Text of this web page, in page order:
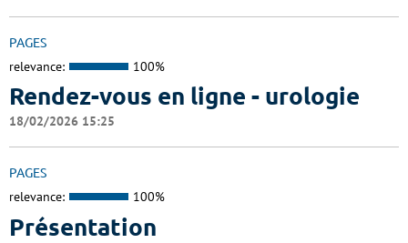
PAGES
relevance: 100%
Rendez-vous en ligne - urologie
18/02/2026 15:25
PAGES
relevance: 100%
Présentation